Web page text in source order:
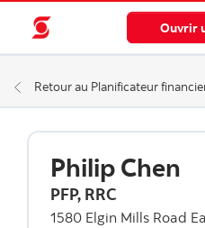
Ouvrir
Retour au Planificateur
Philip Chen
PFP, RRC
1580 Elgin Mills Road